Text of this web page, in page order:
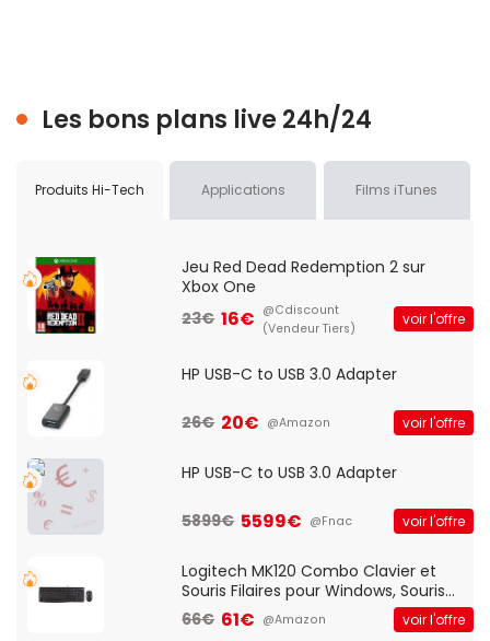
Les bons plans live 24h/24
Produits Hi-Tech Applications Films iTunes
Jeu Red Dead Redemption 2 sur
Xbox One
23€ 16€ @Cdiscount
(Vendeur Tiers)
voir l'offre
HP USB-C to USB 3.0 Adapter
26€ 20€ @Amazon voir l'offre
HP USB-C to USB 3.0 Adapter
5899€ 5599€ @Fnac voir l'offre
Logitech MK120 Combo Clavier et
Souris Filaires pour Windows, Souris
Optique Filaire, Connexion USB Plug
And Play, Confortable, Taille
66€ 61€ @Amazon voir l'offre